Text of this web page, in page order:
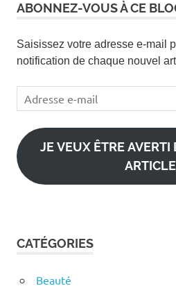
ABONNEZ-VOUS À CE
Saisissez votre adresse e-mail
notification de chaque nouvel
Adresse
e-
mail
JE VEUX ÊTRE
CATÉGORIES
Beauté